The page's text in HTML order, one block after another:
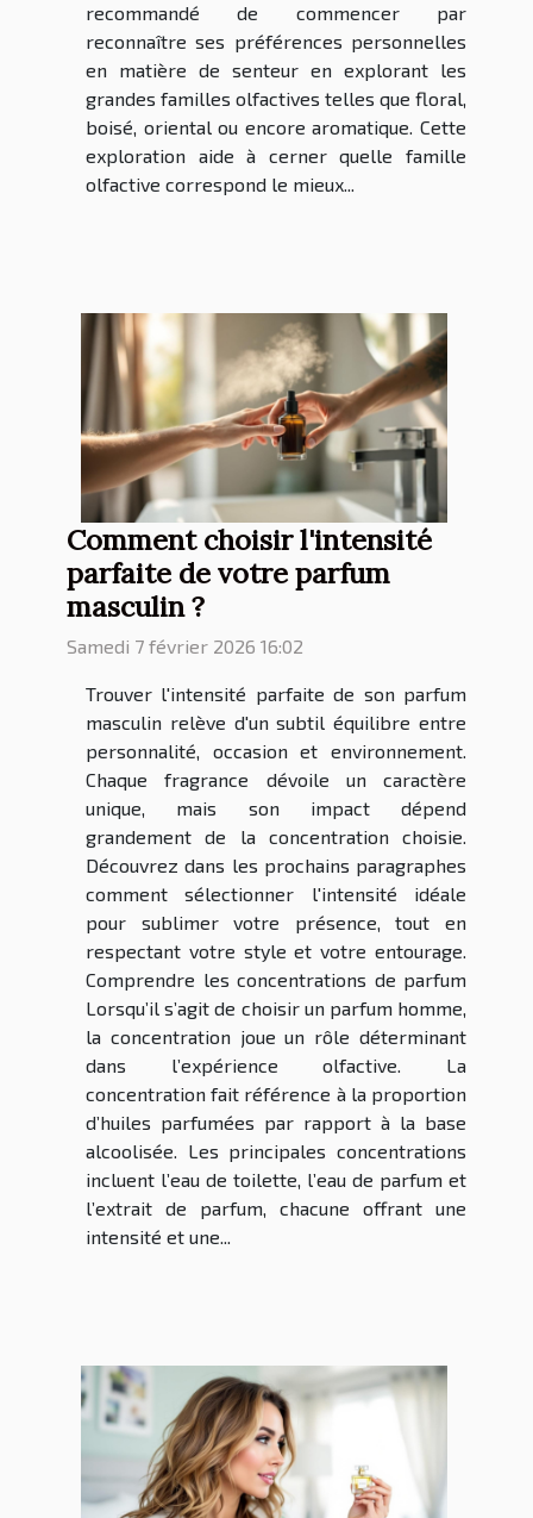
recommandé de commencer par
reconnaître ses préférences personnelles
en matière de senteur en explorant les
grandes familles olfactives telles que floral,
boisé, oriental ou encore aromatique. Cette
exploration aide à cerner quelle famille
olfactive correspond le mieux...
Comment choisir l'intensité
parfaite de votre parfum
masculin ?
Samedi 7 février 2026 16:02
Trouver l'intensité parfaite de son parfum
masculin relève d'un subtil équilibre entre
personnalité, occasion et environnement.
Chaque fragrance dévoile un caractère
unique, mais son impact dépend
grandement de la concentration choisie.
Découvrez dans les prochains paragraphes
comment sélectionner l'intensité idéale
pour sublimer votre présence, tout en
respectant votre style et votre entourage.
Comprendre les concentrations de parfum
Lorsqu’il s’agit de choisir un parfum homme,
la concentration joue un rôle déterminant
dans l’expérience olfactive. La
concentration fait référence à la proportion
d’huiles parfumées par rapport à la base
alcoolisée. Les principales concentrations
incluent l’eau de toilette, l’eau de parfum et
l’extrait de parfum, chacune offrant une
intensité et une...